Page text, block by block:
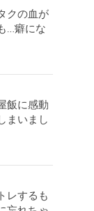
クの血が
…癖にな
飯に感動
まいまし
レするも